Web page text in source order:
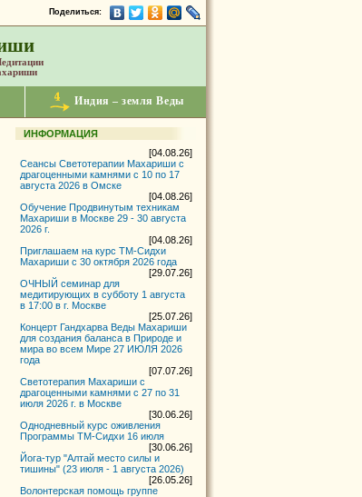
Поделиться:
Индия – земля Веды
ИНФОРМАЦИЯ
[04.08.26]
Сеансы Светотерапии Махариши с
драгоценными камнями с 10 по 17
августа 2026 в Омске
[04.08.26]
Обучение Продвинутым техникам
Махариши в Москве 29 - 30 августа
2026 г.
[04.08.26]
Приглашаем на курс ТМ-Сидхи
Махариши с 30 октября 2026 года
[29.07.26]
ОЧНЫЙ семинар для
медитирующих в субботу 1 августа
в 17:00 в г. Москве
[25.07.26]
Концерт Гандхарва Веды Махариши
для создания баланса в Природе и
мира во всем Мире 27 ИЮЛЯ 2026
года
[07.07.26]
Светотерапия Махариши с
драгоценными камнями с 27 по 31
июля 2026 г. в Москве
[30.06.26]
Однодневный курс оживления
Программы ТМ-Сидхи 16 июля
[30.06.26]
Йога-тур "Алтай место силы и
тишины" (23 июля - 1 августа 2026)
[26.05.26]
Волонтерская помощь группе